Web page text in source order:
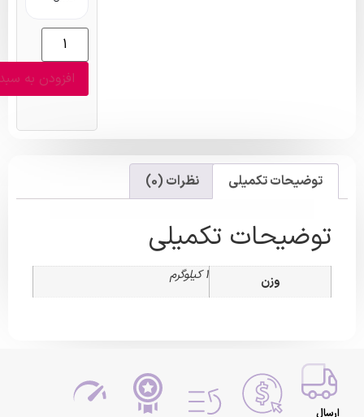
افزودن به سبد خرید
تکمیلی نظرات (0)
تکمیلی